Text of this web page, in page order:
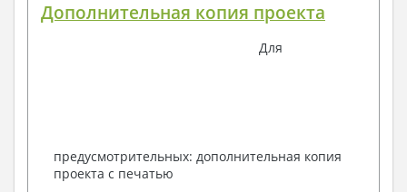
Дополнительная копия проекта
Для
предусмотрительных: дополнительная копия
проекта с печатью